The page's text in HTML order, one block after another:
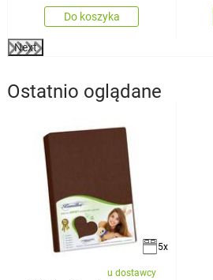
Do koszyka
Next
Ostatnio oglądane
5x
u dostawcy